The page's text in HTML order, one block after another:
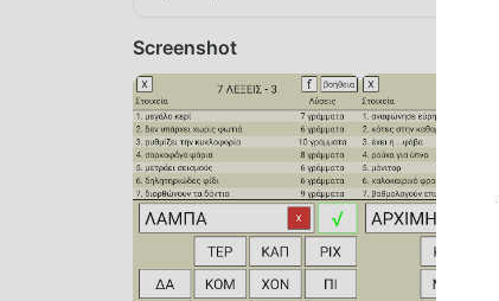
Screenshot